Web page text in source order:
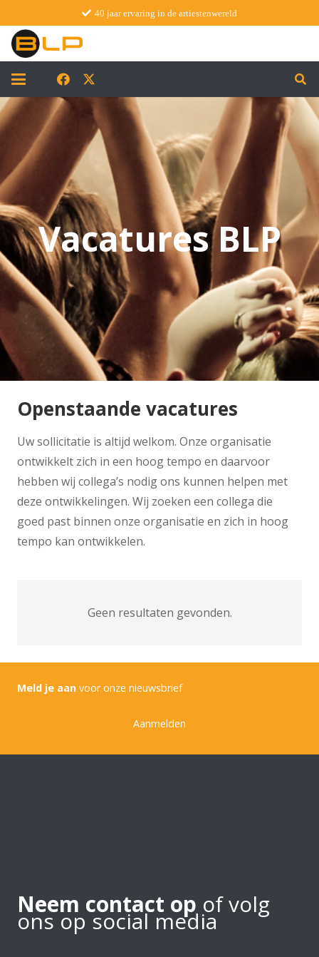
40 jaar ervaring in de artiestenwereld
Vacatures BLP
Openstaande vacatures
Uw sollicitatie is altijd welkom. Onze organisatie
ontwikkelt zich in een hoog tempo en daarvoor
hebben wij collega’s nodig ons kunnen helpen met
deze ontwikkelingen. Wij zoeken een collega die
goed past binnen onze organisatie en zich in hoog
tempo kan ontwikkelen.
Geen resultaten gevonden.
Meld je aan voor onze nieuwsbrief
Aanmelden
Neem contact op of volg
ons op social media